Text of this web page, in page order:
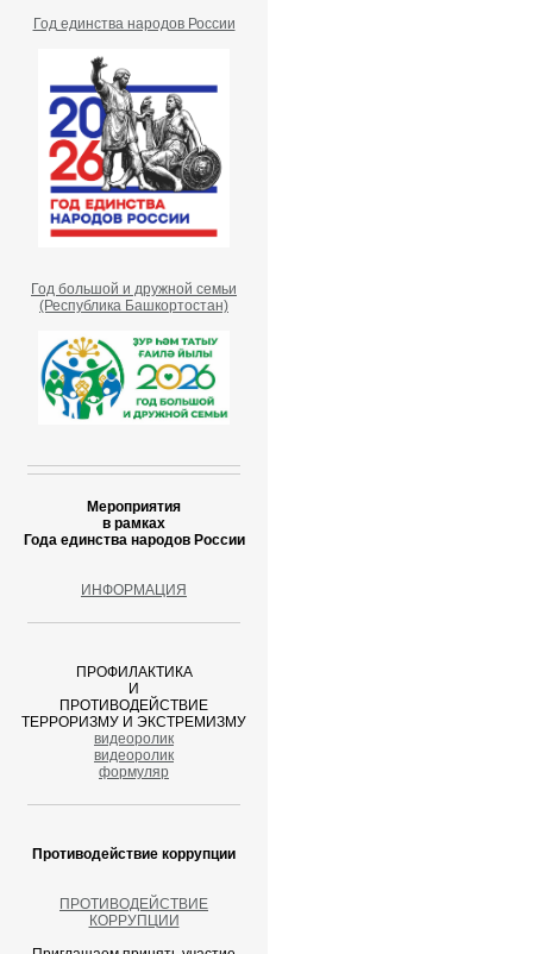
Год единства народов России
Год большой и дружной семьи
(Республика Башкортостан)
Мероприятия
в рамках
Года единства народов России
ИНФОРМАЦИЯ
ПРОФИЛАКТИКА
И
ПРОТИВОДЕЙСТВИЕ
ТЕРРОРИЗМУ И ЭКСТРЕМИЗМУ
видеоролик
видеоролик
формуляр
Противодействие коррупции
ПРОТИВОДЕЙСТВИЕ
КОРРУПЦИИ